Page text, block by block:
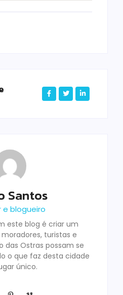
Santos
e blogueiro
este blog é criar um
turistas e
das Ostras possam se
o que faz desta cidade
único.